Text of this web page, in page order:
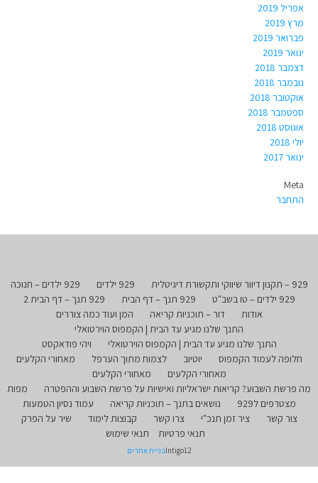
אפריל 2019
מרץ 2019
פברואר 2019
ינואר 2019
דצמבר 2018
נובמבר 2018
אוקטובר 2018
ספטמבר 2018
אוגוסט 2018
יולי 2018
ינואר 2017
Meta
התחבר
929 – תקנון דיוור שיווקי ותקשורת דיגיטלית 929 ילדים
929 ילדים – חנוכה
929 ילדים – טו בשב"ט
929 תנך – דף הבית
929 תנך – דף הבית 2
אודות
דור – תוכניות קריאה
המן ועוד כמה צוררים
התנך שלנו מגיע עד הבית | הקמפוס הוירטואלי
התנך שלנו מגיע עד הבית | הקמפוס הוירטואלי
ויהי פודאקסט
חלופה לעמוד הקמפוס
יוטיוב לצמוח מתוך הערפל
מאחורי הקלעים
מאחורי הקלעים
מאחורי הקלעים
מה פרשת השבוע? קריאות ישראליות ואישיות על פרשת השבוע וההפטרה
מפות
מצטרפים ל929
נושאים בתנך – תוכניות קריאה
עמוד נסיון הטמעות
צור קשר
ציר זמן תנכ"י צרו קשר קבוצות לימוד
שיר על הפרק
תנאי פרטיות
תנאי שימוש
Intigo12בניית אתרים